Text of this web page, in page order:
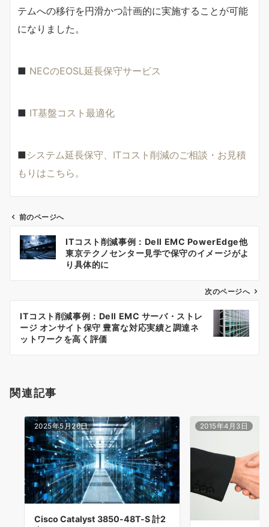
テムへの移行を円滑かつ計画的に実施することが可能
になりました。
■ NECのEOSL延長保守サービス
■ IT基盤コスト最適化
■ システム延長保守、ITコスト削減のご相談・お見積
もりはこちら。
投
稿
ナ
ビ
ゲ
ー
シ
ン
前のページへ
ITコスト削減事例：Dell EMC PowerEdge他
東京テクノセンター見学で保守のイメージがよ
り具体的に
次のページへ
ITコスト削減事例：Dell EMC サーバ・ストレ
ージ オンサイト保守 豊富な対応実績と調達ネ
ットワークを高く評価
関連記事
2025年5月26日
Cisco Catalyst 3850-48T-S 計2
2015年4月3日